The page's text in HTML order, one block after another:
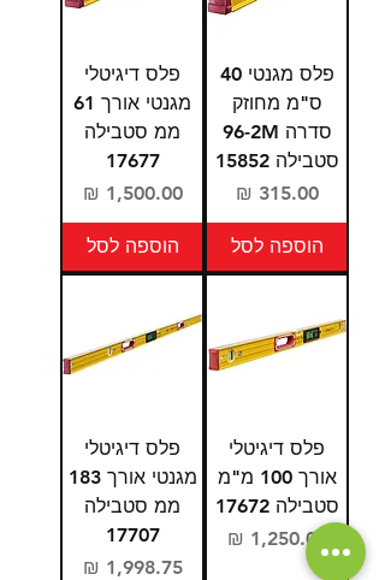
פלס מגנטי 40
ס"מ מחוזק
סדרה 96-2M
סטבילה 15852
מחיר‏315.00 ‏₪
הוספה לסל
פלס דיגיטלי
מגנטי אורך 61
ממ סטבילה
17677
מחיר‏1,500.00 ‏₪
הוספה לסל
פלס דיגיטלי
אורך 100 מ"מ
סטבילה 17672
מחיר
פלס דיגיטלי
מגנטי אורך 183
ממ סטבילה
17707
מחיר‏1,998.75 ‏₪